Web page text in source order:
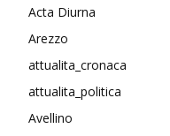
Acta Diurna
Arezzo
attualita_cronaca
attualita_politica
Avellino